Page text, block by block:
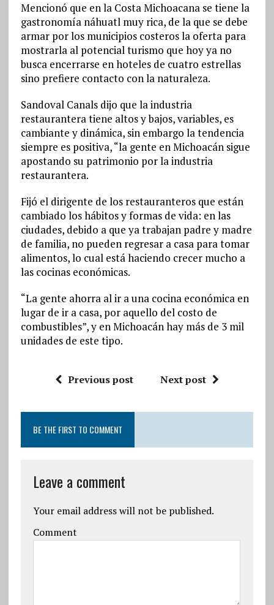
Mencionó que en la Costa Michoacana se tiene la
gastronomía náhuatl muy rica, de la que se debe
armar por los municipios costeros la oferta para
mostrarla al potencial turismo que hoy ya no
busca encerrarse en hoteles de cuatro estrellas
sino prefiere contacto con la naturaleza.
Sandoval Canals dijo que la industria
restaurantera tiene altos y bajos, variables, es
cambiante y dinámica, sin embargo la tendencia
siempre es positiva, “la gente en Michoacán sigue
apostando su patrimonio por la industria
restaurantera.
Fijó el dirigente de los restauranteros que están
cambiado los hábitos y formas de vida: en las
ciudades, debido a que ya trabajan padre y madre
de familia, no pueden regresar a casa para tomar
alimentos, lo cual está haciendo crecer mucho a
las cocinas económicas.
“La gente ahorra al ir a una cocina económica en
lugar de ir a casa, por aquello del costo de
combustibles”, y en Michoacán hay más de 3 mil
unidades de este tipo.
Previous post Next post
BE THE FIRST TO COMMENT
Leave a comment
Your email address will not be published.
Comment